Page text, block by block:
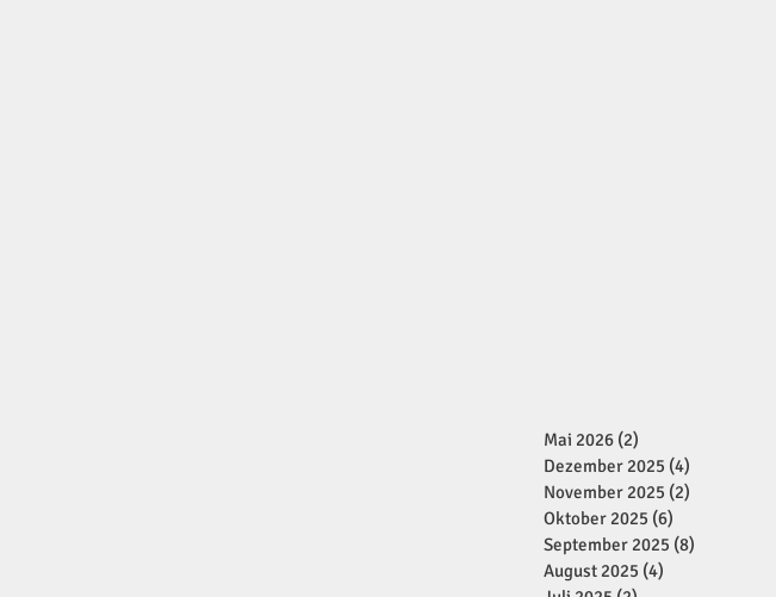
Mai 2026 (2)
Dezember 2025 (4)
November 2025 (2)
Oktober 2025 (6)
September 2025 (8)
August 2025 (4)